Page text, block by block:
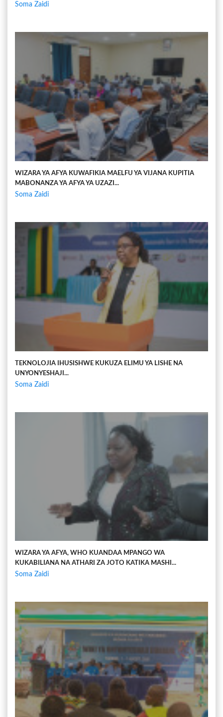
Soma Zaidi
WIZARA YA AFYA KUWAFIKIA MAELFU YA VIJANA KUPITIA
MABONANZA YA AFYA YA UZAZI...
Soma Zaidi
TEKNOLOJIA IHUSISHWE KUKUZA ELIMU YA LISHE NA
UNYONYESHAJI...
Soma Zaidi
WIZARA YA AFYA, WHO KUANDAA MPANGO WA
KUKABILIANA NA ATHARI ZA JOTO KATIKA MASHI...
Soma Zaidi